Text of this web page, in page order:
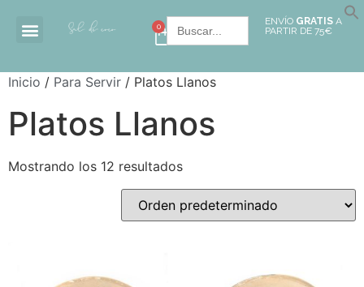
0 Buscar: ENVÍO GRATIS A
PARTIR DE 75€
Inicio / Para Servir / Platos Llanos
Platos Llanos
Mostrando los 12 resultados